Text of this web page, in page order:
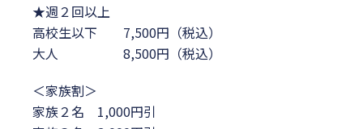
★週２回以上
高校生以下 7,500円（税込）
大人 8,500円（税込）
＜家族割＞
家族２名 1,000円引